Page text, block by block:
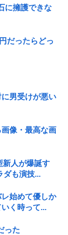
に擁護できな
だったらどっ
に男受けが悪い
画像・最高な画
新人が爆誕す
ダも演技...
始めて優しか
く時って...
った